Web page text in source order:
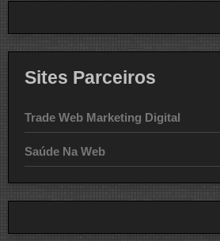
Sites Parceiros
Trade Web Marketing Digital
Saúde Na Web